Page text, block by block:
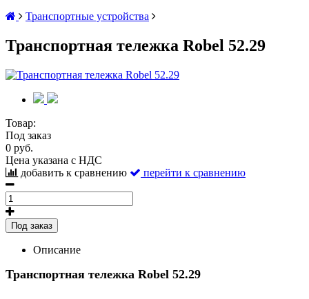
Транспортные устройства
Транспортная тележка Robel 52.29
Товар:
Под заказ
0 руб.
Цена указана с НДС
добавить к сравнению
перейти к сравнению
Под заказ
Описание
Транспортная тележка Robel 52.29